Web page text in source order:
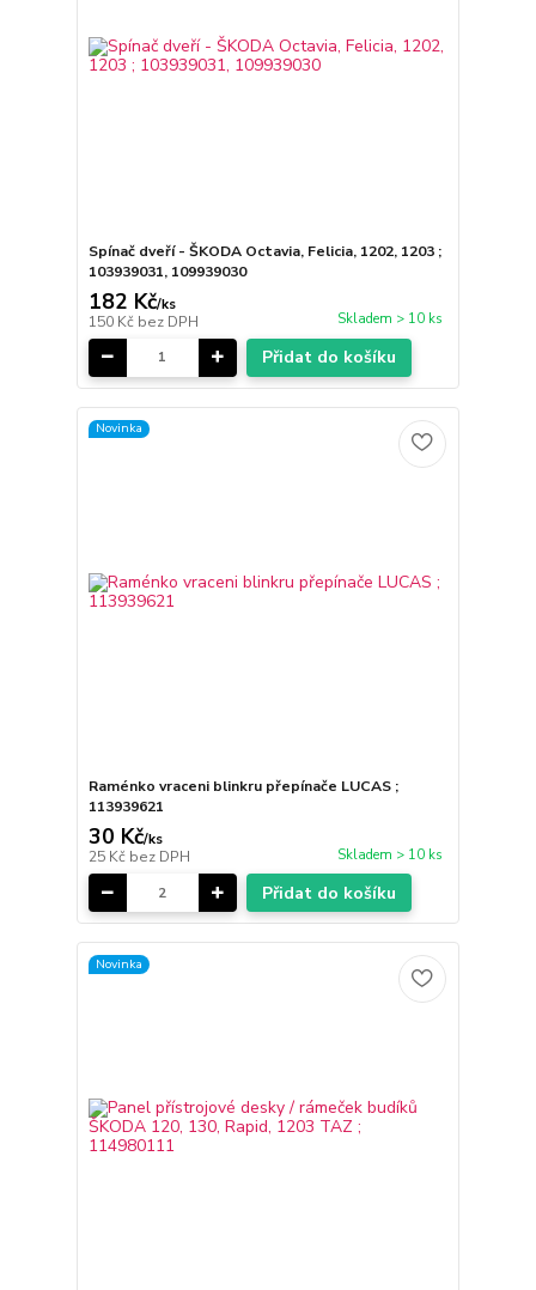
Spínač dveří - ŠKODA Octavia, Felicia, 1202, 1203 ;
103939031, 109939030
182 Kč/ks
150 Kč bez DPH Skladem > 10 ks
Přidat do košíku
Novinka
Raménko vraceni blinkru přepínače LUCAS ;
113939621
30 Kč/ks
25 Kč bez DPH Skladem > 10 ks
Přidat do košíku
Novinka